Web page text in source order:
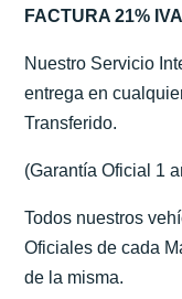
FACTURA 21%
Nuestro Servicio
entrega en
Transferido.
(Garantía Oficial 1
Todos nuestros
Oficiales de cada
de la misma.